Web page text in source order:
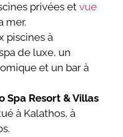
privées etvue
mer.
piscines à
de luxe, un
et un bar à
Spa Resort & Villas
à Kalathos, à